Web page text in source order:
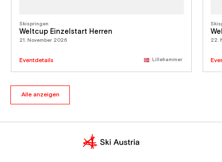
Skispringen
Weltcup Einzelstart Herren
21. November 2026
Eventdetails Lillehammer
22.
Alle anzeigen